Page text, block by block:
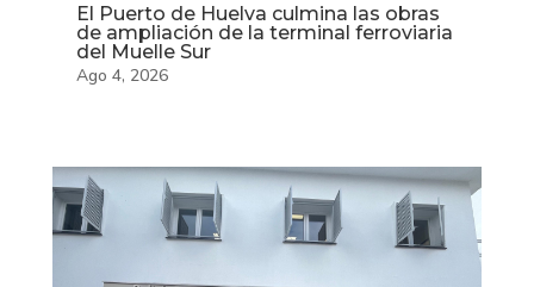
El Puerto de Huelva culmina las obras
de ampliación de la terminal ferroviaria
del Muelle Sur
Ago 4, 2026